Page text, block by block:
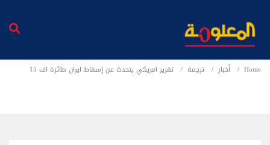
Home أخبار ترجمة تقرير امريكي يتحدث عن إسقاط ايران طائرة اف 15